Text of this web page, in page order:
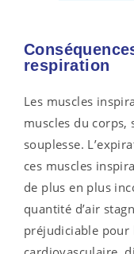
respiration
Les muscles
muscles du
souplesse.
ces muscles
de plus en plus
quantité d’air
préjudiciable